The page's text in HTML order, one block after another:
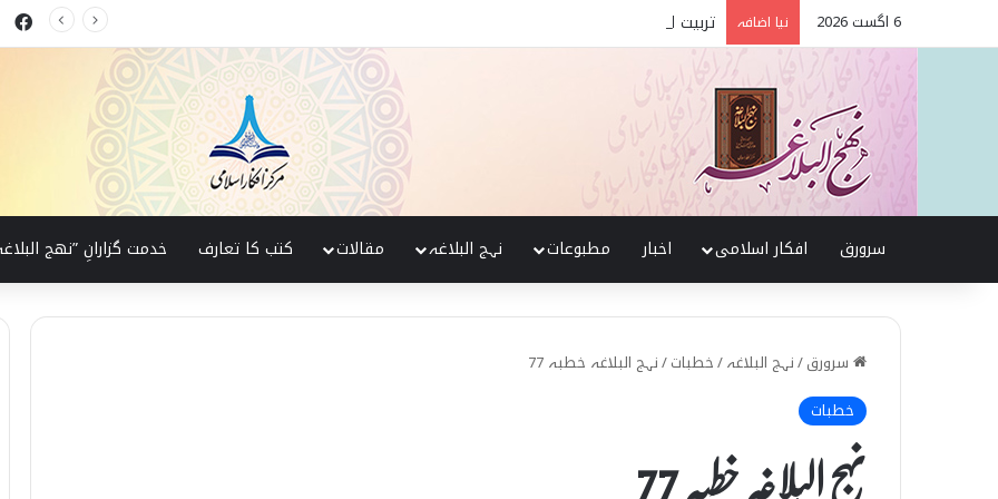
6 اگست 2026 نیا اضافہ تربیت اولاد کے بنیادی اصول نہج البلاغہ کی روشنی میں
سرورق افکار اسلامی اخبار مطبوعات نہج البلاغہ مقالات کتب کا تعارف خدمت گزارانِ ”نھج
سرورق/نہج البلاغہ/خطبات/نہج البلاغہ خطبہ 77
خطبات